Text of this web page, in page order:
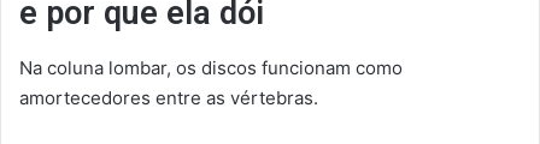
e por que ela dói
Na coluna lombar, os discos funcionam como
amortecedores entre as vértebras.